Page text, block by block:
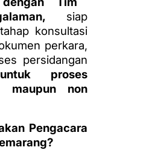
siap
konsultasi
perkara,
persidangan
proses
maupun non
Pengacara